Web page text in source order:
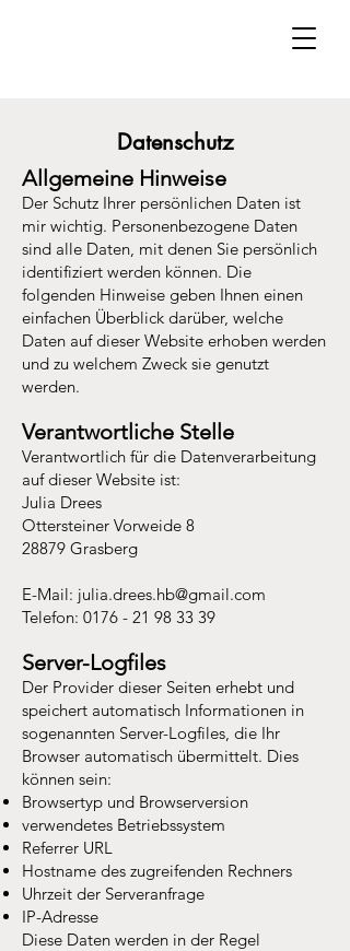
Datenschutz
Allgemeine Hinweise
Der Schutz Ihrer persönlichen Daten ist
mir wichtig. Personenbezogene Daten
sind alle Daten, mit denen Sie persönlich
identifiziert werden können. Die
folgenden Hinweise geben Ihnen einen
einfachen Überblick darüber, welche
Daten auf dieser Website erhoben werden
und zu welchem Zweck sie genutzt
werden.
Verantwortliche Stelle
Verantwortlich für die Datenverarbeitung
auf dieser Website ist:
Julia Drees
Ottersteiner Vorweide 8
28879 Grasberg
E-Mail: julia.drees.hb@gmail.com
Telefon: 0176 - 21 98 33 39
Server-Logfiles
Der Provider dieser Seiten erhebt und
speichert automatisch Informationen in
sogenannten Server-Logfiles, die Ihr
Browser automatisch übermittelt. Dies
können sein:
Browsertyp und Browserversion
verwendetes Betriebssystem
Referrer URL
Hostname des zugreifenden Rechners
Uhrzeit der Serveranfrage
IP-Adresse
Diese Daten werden in der Regel